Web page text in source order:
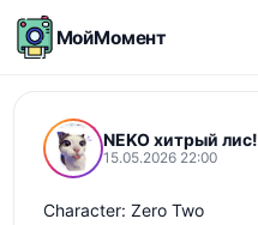
МойМомент
NEKO хитрый лис!
15.05.2026 22:00
Character: Zero Two